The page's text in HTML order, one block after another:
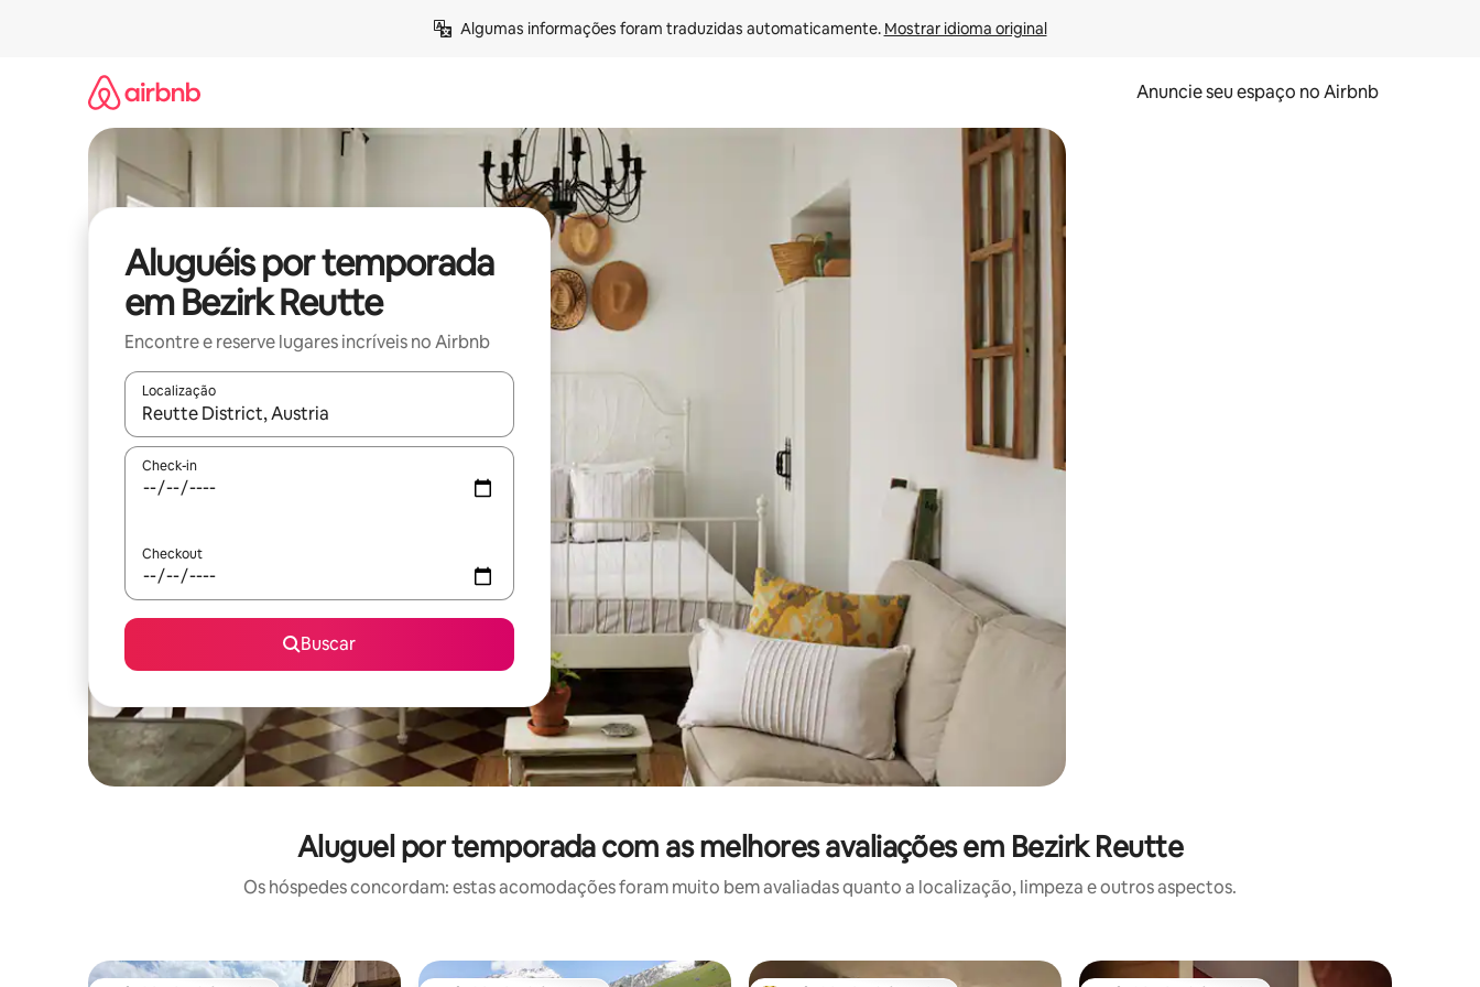
Algumas informações foram traduzidas automaticamente. Mostrar idioma original
Anuncie seu espaço no Airbnb
Aluguéis por temporada
em Bezirk Reutte
Encontre e reserve lugares incríveis no Airbnb
Localização
Quando os resultados estiverem disponíveis, explore-os usando as seta para cima e para baixo do teclado ou tocando e deslizando o dedo na tela.
Check-in
Checkout
Buscar
Aluguel por temporada com as melhores avaliações em Bezirk Reutte
Os hóspedes concordam: estas acomodações foram muito bem avaliadas quanto a localização, limpeza e outros aspectos.